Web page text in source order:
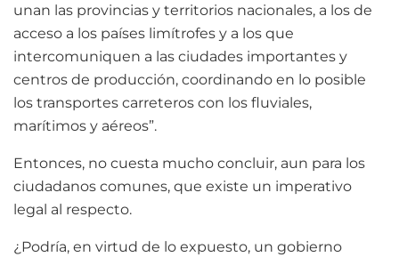
unan las provincias y territorios nacionales, a los de
acceso a los países limítrofes y a los que
intercomuniquen a las ciudades importantes y
centros de producción, coordinando en lo posible
los transportes carreteros con los fluviales,
marítimos y aéreos”.
Entonces, no cuesta mucho concluir, aun para los
ciudadanos comunes, que existe un imperativo
legal al respecto.
¿Podría, en virtud de lo expuesto, un gobierno